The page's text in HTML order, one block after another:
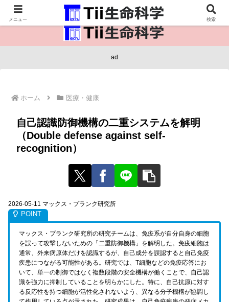
医療保健・生命・生物の情報インフラ。
ad
ホーム 医療・健康
自己認識防御機構の二重システムを解明
（Double defense against self-
recognition）
2026-05-11 マックス・プランク研究所
マックス・プランク研究所の研究チームは、免疫系が自分自身の細胞
を誤って攻撃しないための「二重防御機構」を解明した。免疫細胞は
通常、外来病原体だけを認識するが、自己成分を誤認すると自己免疫
疾患につながる可能性がある。研究では、T細胞などの免疫応答にお
いて、単一の制御ではなく複数段階の安全機構が働くことで、自己認
識を強力に抑制していることを明らかにした。特に、自己抗原に対す
る反応性を持つ細胞が活性化されないよう、異なる分子機構が協調し
メニュー 検索